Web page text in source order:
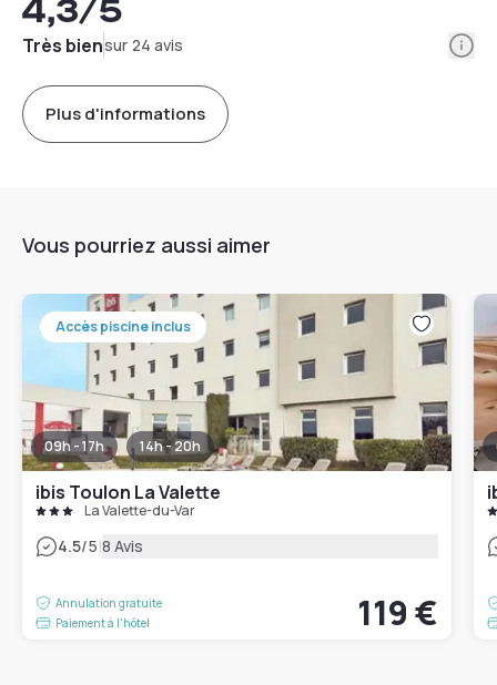
4,3/5
Très biensur 24 avis
Plus d'informations
Vous pourriez aussi aimer
Accès piscine inclus
09h - 17h 14h - 20h
ibis Toulon La Valette
La Valette-du-Var
4.5/5|8 Avis
Annulation gratuite
Paiement à l'hôtel
119 €